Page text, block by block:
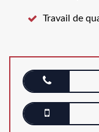
Travail de